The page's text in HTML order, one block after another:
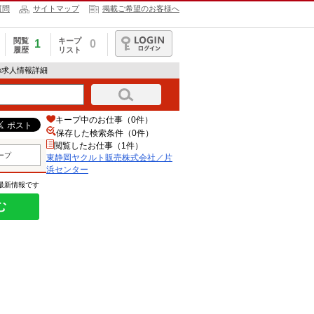
問 サイトマップ 掲載ご希望のお客様へ
閲覧
履歴
1
キープ
リスト
0
ログイン
人情報詳細
プ
新情報です
キープ中のお仕事（0件）
保存した検索条件（0件）
閲覧したお仕事（1件）
東静岡ヤクルト販売株式会社／片
浜センター